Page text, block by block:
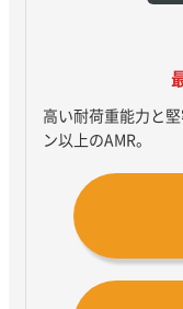
高い耐荷重能力と
ン以上のAMR。